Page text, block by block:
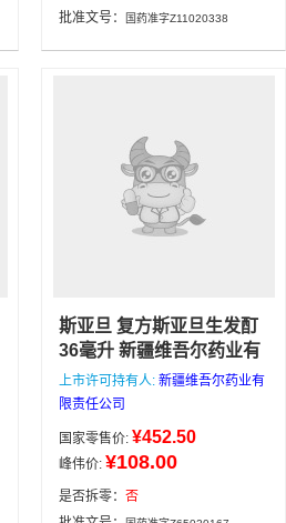
批准文号：
国药准字Z11020338
斯亚旦 复方斯亚旦生发酊
36毫升 新疆维吾尔药业有
限责任公司 育发，润发，
固发。用于秃发，斑秃，
因的脱发。
有限责任公司
36毫升
上市许可持有人: 新疆维吾尔药业有
限责任公司
国家零售价: ¥452.50
峰伟价: ¥108.00
是否拆零： 否